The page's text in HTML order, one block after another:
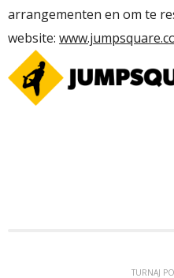
arrangementen en om te
website:
TURNAJ